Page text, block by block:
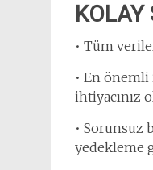
KOLAY
• Tüm
• En
ihtiyacınız
• Sorunsuz
yedekleme